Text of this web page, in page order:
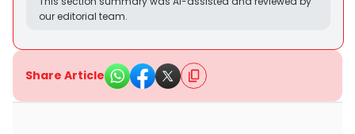
our editorial team.
Share Article